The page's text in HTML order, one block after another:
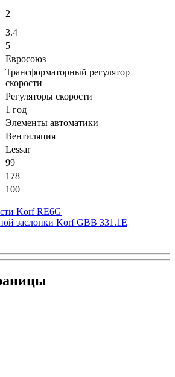
2
3.4
5
Евросоюз
Трансформаторный регулятор
скорости
Регуляторы скорости
1 год
Элементы автоматики
Вентиляция
Lessar
99
178
100
Korf RE6G
заслонки Korf GBB 331.1E